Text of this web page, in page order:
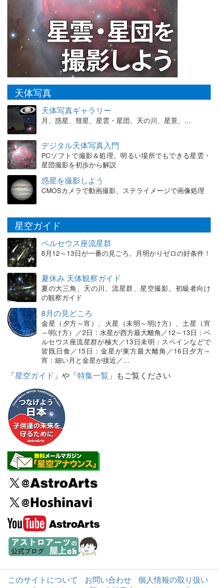
天体写真
天体写真ギャラリー
月、惑星、彗星、星雲・星団、天の川、星景、…
デジタル天体写真入門
PCソフトで撮影＆処理。明るい場所でもできる星雲・
星団撮影を初歩から解説
惑星を撮影しよう
CMOSカメラで動画撮影、ステライメージで画像処理
星空ガイド
ペルセウス座流星群
8月12～13日が一番の見ごろ。月明かりゼロの好条件！
夏休み 天体観察ガイド
夏の大三角、天の川、流星群、星空撮影。初級者向け
の観察ガイド
8月の見どころ
金星（夕方～宵）、火星（未明～明け方）、土星（宵
～明け方）／2日：水星が西方最大離角／12～13日：ペ
ルセウス座流星群が極大／13日未明：スペインなどで
皆既日食／15日：金星が東方最大離角／16日夕方～
宵：細い月と金星が接近／…
「星空ガイド 」や「特集一覧 」もご覧ください
このサイトについて お問い合わせ
個人情報の取り扱い